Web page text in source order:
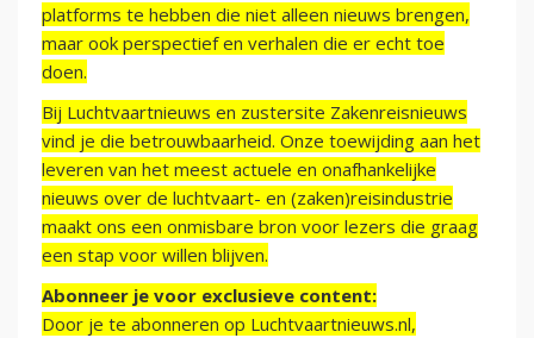
platforms te hebben die niet alleen nieuws brengen,
maar ook perspectief en verhalen die er echt toe
doen.
Bij Luchtvaartnieuws en zustersite Zakenreisnieuws
vind je die betrouwbaarheid. Onze toewijding aan het
leveren van het meest actuele en onafhankelijke
nieuws over de luchtvaart- en (zaken)reisindustrie
maakt ons een onmisbare bron voor lezers die graag
een stap voor willen blijven.
Abonneer je voor exclusieve content:
Door je te abonneren op Luchtvaartnieuws.nl,